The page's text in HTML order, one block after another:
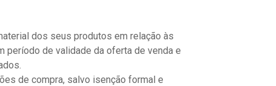
dos seus produtos em relação às
período de validade da oferta de venda e
de compra, salvo isenção formal e